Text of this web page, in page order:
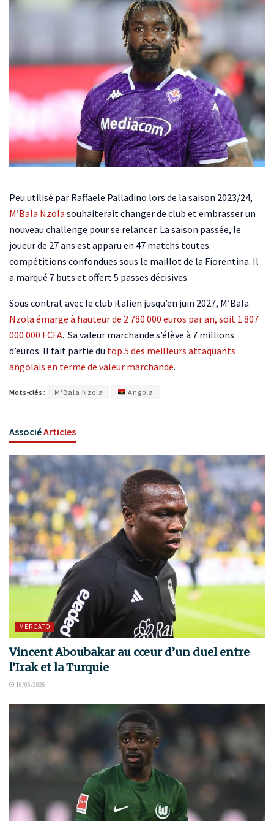
Peu utilisé par Raffaele Palladino lors de la saison 2023/24,
M’Bala Nzola souhaiterait changer de club et embrasser un
nouveau challenge pour se relancer. La saison passée, le
joueur de 27 ans est apparu en 47 matchs toutes
compétitions confondues sous le maillot de la Fiorentina. Il
a marqué 7 buts et offert 5 passes décisives.
Sous contrat avec le club italien jusqu’en juin 2027, M’Bala
Nzola émarge à hauteur de 2 780 000 euros par an, soit 1 807
000 000 FCFA. Sa valeur marchande s’élève à 7 millions
d’euros. Il fait partie du top 5 des meilleurs attaquants
angolais en terme de valeur marchande.
Mots-clés : M'Bala Nzola Angola
AssociéArticles
MERCATO
Vincent Aboubakar au cœur d’un duel entre
l’Irak et la Turquie
16/06/2026